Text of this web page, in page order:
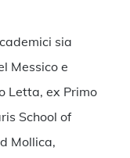
sia
Messico e
Letta, ex Primo
School of
Mollica,